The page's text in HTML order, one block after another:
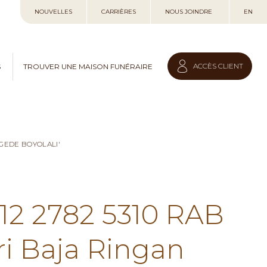
au
NOUVELLES CARRIÈRES NOUS JOINDRE EN
TROUVER UNE MAISON FUNÉRAIRE ACCÈS CLIENT
BOYOLALI'
2782 5310 RAB
Baja Ringan